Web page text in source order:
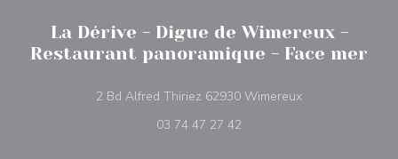
La Dérive - Digue de Wimereux -
Restaurant panoramique - Face mer
2 Bd Alfred Thiriez 62930 Wimereux((otevře se v
03 74 47 27 42